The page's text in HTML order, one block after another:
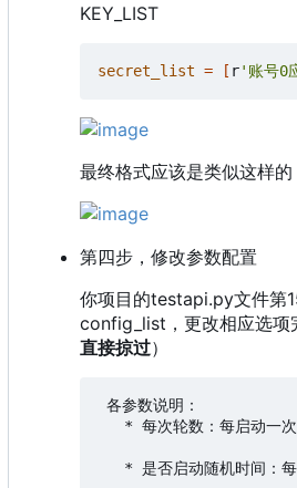
KEY_LIST
secret_list = [ r'账号0
最终格式应该是类似这样的
第四步，修改参数配置
你项目的testapi.py文件第
config_list，更改相应选项
直接掠过）
各参数说明：
* 每次轮数：每启动一
* 是否启动随机时间：